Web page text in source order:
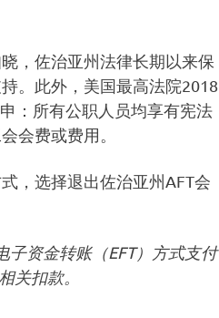
，佐治亚州法律长期以来保
。此外，美国最高法院2018
：所有公职人员均享有宪法
会费或费用。
，选择退出佐治亚州AFT会
资金转账（EFT）方式支付
关扣款。